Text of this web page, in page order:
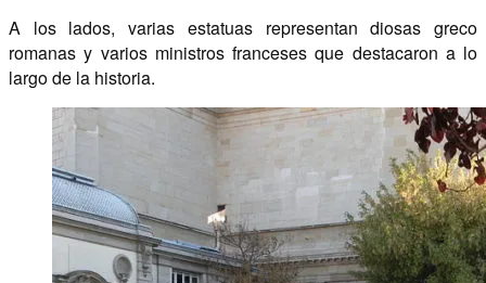
A los lados, varias estatuas representan diosas greco
romanas y varios ministros franceses que destacaron a lo
largo de la historia.